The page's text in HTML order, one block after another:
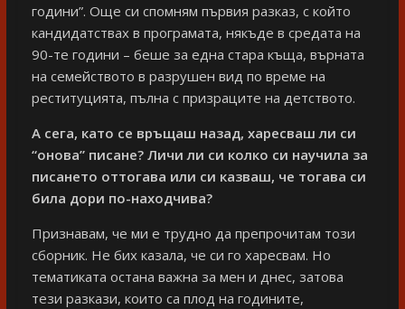
години”. Още си спомням първия разказ, с който
кандидатствах в програмата, някъде в средата на
90-те години – беше за една стара къща, върната
на семейството в разрушен вид по време на
реституцията, пълна с призраците на детството.
А сега, като се връщаш назад, харесваш ли си
“онова” писане? Личи ли си колко си научила за
писането оттогава или си казваш, че тогава си
била дори по-находчива?
Признавам, че ми е трудно да препрочитам този
сборник. Не бих казала, че си го харесвам. Но
тематиката остана важна за мен и днес, затова
тези разкази, които са плод на годините,